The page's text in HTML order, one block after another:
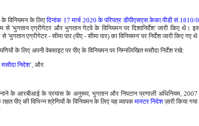
के विनियमन के लिएदिनांक 17 मार्च 2020 के परिपत्र
से 'भुगतान एग्रीगेटर और भुगतान गेटवे के विनियमन पर दिशानिर्देश' जारी किए थे।
'भुगतान एग्रीगेटर - सीमा पार (पीए - सीमा पार) का विनियमन' पर निर्देश जारी किए गए
के लिए अपनी वेबसाइट पर पीए के विनियमन पर निम्नलिखित मसौदा निर्देश रखे:
निदेश’, और
के आरबीआई के प्रयास के अनुरूप, भुगतान और निपटान प्रणाली अधिनियम,
पीए की विभिन्न श्रेणियों के विनियमन के लिए यह व्यापकमास्टर निदेशज़ारी किया गया